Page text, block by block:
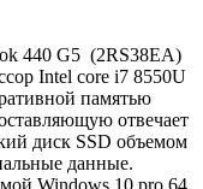
440 G5 (2RS38EA)
Intel core i7 8550U
памятью
отвечает
диск SSD объемом
данные.
Windows 10 pro 64.